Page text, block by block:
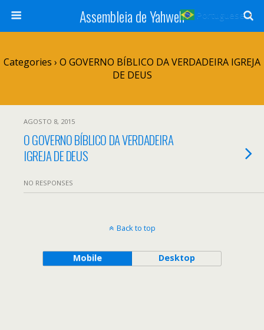
Assembleia de Yahweh
Categories › O GOVERNO BÍBLICO DA VERDADEIRA IGREJA
DE DEUS
AGOSTO 8, 2015
O GOVERNO BÍBLICO DA VERDADEIRA
IGREJA DE DEUS
NO RESPONSES
Back to top
Mobile Desktop
Portuguese ▼